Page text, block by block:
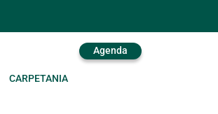
CARPETANIA
Agenda